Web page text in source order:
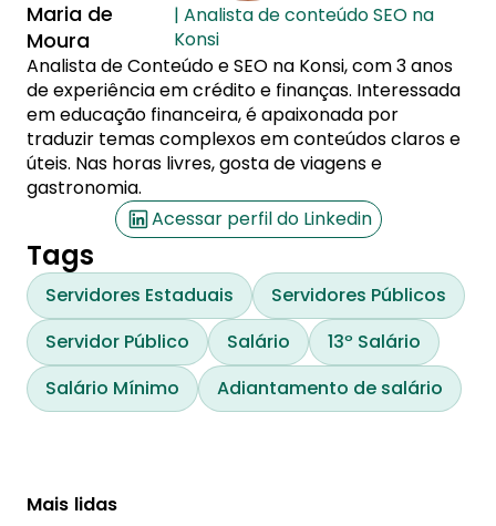
Maria de
Moura
| Analista de conteúdo SEO na
Konsi
Analista de Conteúdo e SEO na Konsi, com 3 anos
de experiência em crédito e finanças. Interessada
em educação financeira, é apaixonada por
traduzir temas complexos em conteúdos claros e
úteis. Nas horas livres, gosta de viagens e
gastronomia.
Acessar perfil do Linkedin
Tags
Servidores Estaduais
Servidores Públicos
Servidor Público
Salário
13º Salário
Salário Mínimo
Adiantamento de salário
Mais lidas